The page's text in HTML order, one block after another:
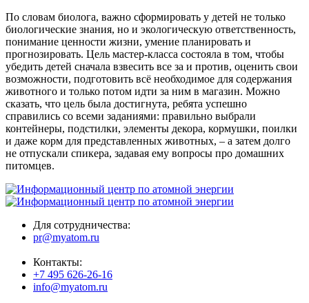
По словам биолога, важно сформировать у детей не только
биологические знания, но и экологическую ответственность,
понимание ценности жизни, умение планировать и
прогнозировать. Цель мастер-класса состояла в том, чтобы
убедить детей сначала взвесить все за и против, оценить свои
возможности, подготовить всё необходимое для содержания
животного и только потом идти за ним в магазин. Можно
сказать, что цель была достигнута, ребята успешно
справились со всеми заданиями: правильно выбрали
контейнеры, подстилки, элементы декора, кормушки, поилки
и даже корм для представленных животных, – а затем долго
не отпускали спикера, задавая ему вопросы про домашних
питомцев.
Для сотрудничества:
pr@myatom.ru
Контакты:
+7 495 626-26-16
info@myatom.ru